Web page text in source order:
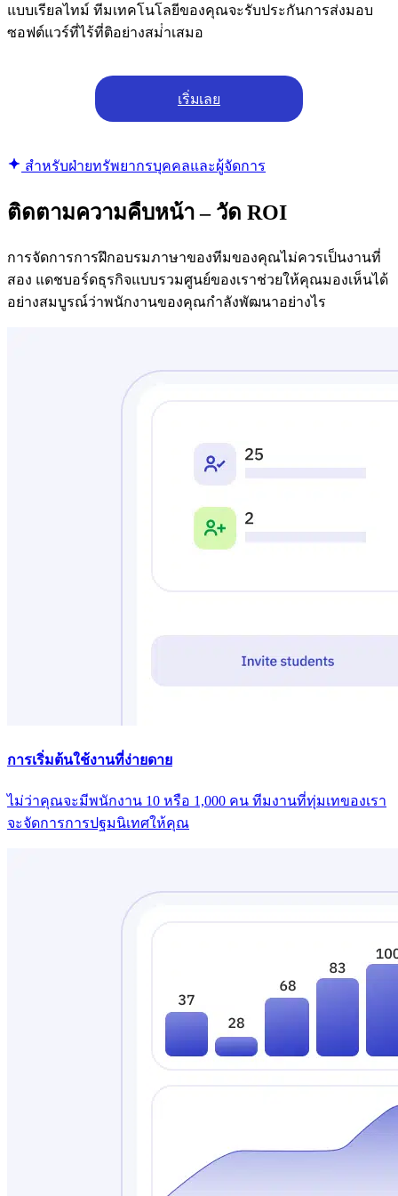
แบบเรียลไทม์ ทีมเทคโนโลยีของคุณจะรับประกันการส่งมอบ
ซอฟต์แวร์ที่ไร้ที่ติอย่างสม่ําเสมอ
เริ่มเลย
สําหรับฝ่ายทรัพยากรบุคคลและผู้จัดการ
ติดตามความคืบหน้า – วัด ROI
การจัดการการฝึกอบรมภาษาของทีมของคุณไม่ควรเป็นงานที่
สอง แดชบอร์ดธุรกิจแบบรวมศูนย์ของเราช่วยให้คุณมองเห็นได้
อย่างสมบูรณ์ว่าพนักงานของคุณกําลังพัฒนาอย่างไร
การเริ่มต้นใช้งานที่ง่ายดาย
ไม่ว่าคุณจะมีพนักงาน 10 หรือ 1,000 คน ทีมงานที่ทุ่มเทของเรา
จะจัดการการปฐมนิเทศให้คุณ